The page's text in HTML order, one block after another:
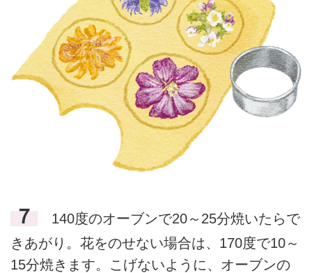
７
140度のオーブンで20～25分焼いたらで
きあがり。花をのせない場合は、170度で10～
15分焼きます。こげないように、オーブンの